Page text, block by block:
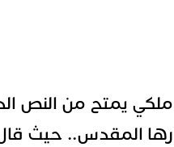
يمتح من النص
المقدس.. حيث